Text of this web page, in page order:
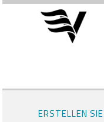
ERSTELLEN